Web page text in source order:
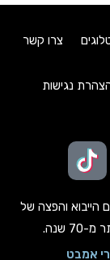
צרו קשר
נגישות
הייבוא והפצה של
שנה.